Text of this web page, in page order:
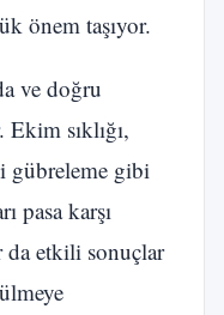
önem taşıyor.
ve doğru
sıklığı,
gübreleme gibi
pasa karşı
da etkili sonuçlar